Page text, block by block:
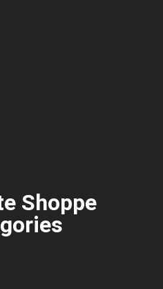
Shoppe